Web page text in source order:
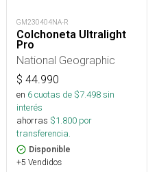
GM230404NA-R
Colchoneta Ultralight
Pro
National Geographic
$ 44.990
en 6cuotas de $7.498sin
interés
ahorras $1.800 por
transferencia.
Disponible
+5 Vendidos